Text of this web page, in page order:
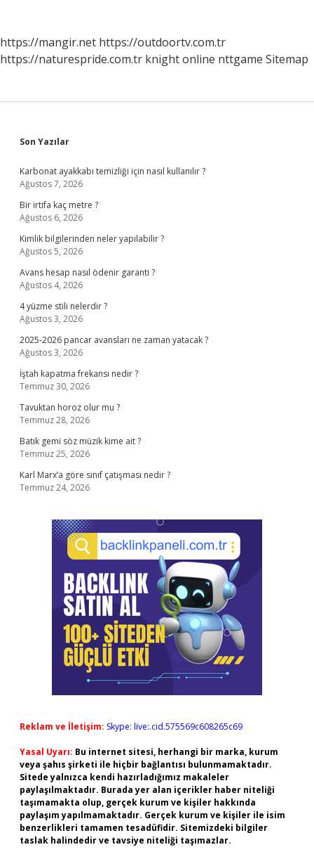
https://mangir.net https://outdoortv.com.tr
https://naturespride.com.tr knight online nttgame Sitemap
Sidebar
Son Yazılar
Karbonat ayakkabı temizliği için nasıl kullanılır ?
Ağustos 7, 2026
Bir irtifa kaç metre ?
Ağustos 6, 2026
Kimlik bilgilerinden neler yapılabilir ?
Ağustos 5, 2026
Avans hesap nasıl ödenir garanti ?
Ağustos 4, 2026
4 yüzme stili nelerdir ?
Ağustos 3, 2026
2025-2026 pancar avansları ne zaman yatacak ?
Ağustos 3, 2026
İştah kapatma frekansı nedir ?
Temmuz 30, 2026
Tavuktan horoz olur mu ?
Temmuz 28, 2026
Batık gemi söz müzik kime ait ?
Temmuz 25, 2026
Karl Marx’a göre sınıf çatışması nedir ?
Temmuz 24, 2026
Reklam ve İletişim: Skype: live:.cid.575569c608265c69
Yasal Uyarı: Bu internet sitesi, herhangi bir marka, kurum
veya şahıs şirketi ile hiçbir bağlantısı bulunmamaktadır.
Sitede yalnızca kendi hazırladığımız makaleler
paylaşılmaktadır. Burada yer alan içerikler haber niteliği
taşımamakta olup, gerçek kurum ve kişiler hakkında
paylaşım yapılmamaktadır. Gerçek kurum ve kişiler ile isim
benzerlikleri tamamen tesadüfidir. Sitemizdeki bilgiler
taslak halindedir ve tavsiye niteliği taşımazlar.